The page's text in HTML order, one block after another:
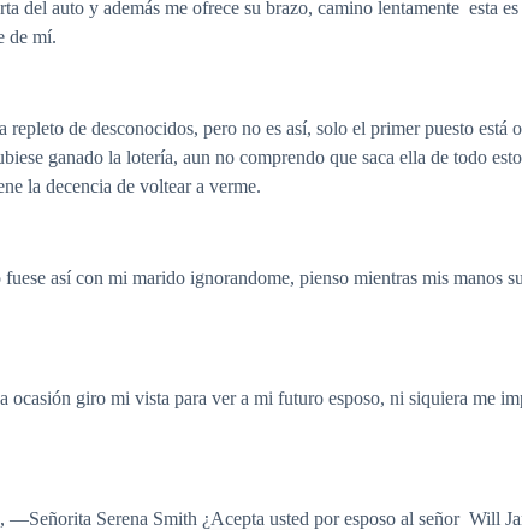
del auto y además me ofrece su brazo, camino lentamente esta
de mí.
repleto de desconocidos, pero no es así, solo el primer puesto
ganado la lotería, aun no comprendo que saca ella de todo
la decencia de voltear a verme.
así con mi marido ignorandome, pienso mientras mis manos
giro mi vista para ver a mi futuro esposo, ni siquiera me
Serena Smith ¿Acepta usted por esposo al señor Will